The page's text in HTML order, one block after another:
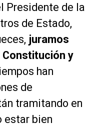
Presidente de la
de Estado,
juramos
Constitución y
han
de
tramitando en
estar bien